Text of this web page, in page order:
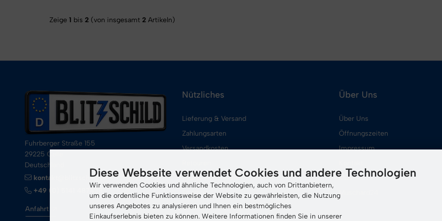
Zeige 1 bis 2 (von insgesamt 2 Artikeln)
Fuhrberger Straße 155
29225 Celle
Deutschland
kontakt@blitzschild.de
+49 (0) 5141 487438
Anfahrt
Nützliches
Lieferung & Versand
Zahlungsarten
Versandkosten
Zulassungsstellen
Sitemap
Cookie Einstellungen
Über Uns
Über Uns
Öffnungszeiten
Impressum
Muschard
Muschard24
Diese Webseite verwendet Cookies und andere Technologien
Wir verwenden Cookies und ähnliche Technologien, auch von Drittanbietern,
um die ordentliche Funktionsweise der Website zu gewährleisten, die Nutzung
unseres Angebotes zu analysieren und Ihnen ein bestmögliches
Einkaufserlebnis bieten zu können. Weitere Informationen finden Sie in unserer